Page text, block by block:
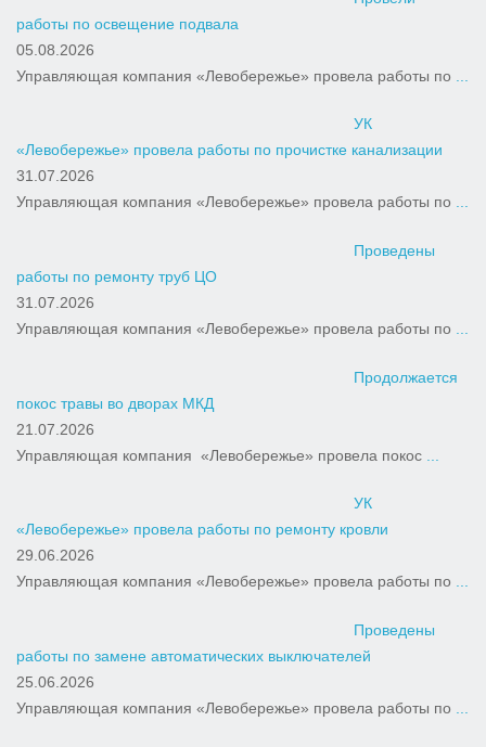
работы по освещение подвала
05.08.2026
Управляющая компания «Левобережье» провела работы по
УК
«Левобережье» провела работы по прочистке канализации
31.07.2026
Управляющая компания «Левобережье» провела работы по ...
Проведены
работы по ремонту труб ЦО
31.07.2026
Управляющая компания «Левобережье» провела работы по ...
Продолжается
покос травы во дворах МКД
21.07.2026
Управляющая компания «Левобережье» провела покос
УК
«Левобережье» провела работы по ремонту кровли
29.06.2026
Управляющая компания «Левобережье» провела работы по ...
Проведены
работы по замене автоматических выключателей
25.06.2026
Управляющая компания «Левобережье» провела работы по